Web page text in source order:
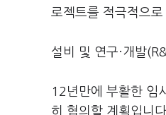
로젝트를 적극적으
설비 및 연구·개발
12년만에 부활한 임
히 협의할 계획입니다.